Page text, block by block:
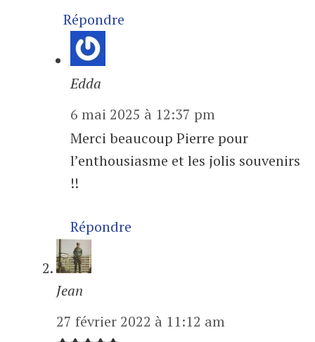
Répondre
Edda
6 mai 2025 à 12:37 pm
Merci beaucoup Pierre pour
l’enthousiasme et les jolis souvenirs
!!
Répondre
Jean
27 février 2022 à 11:12 am